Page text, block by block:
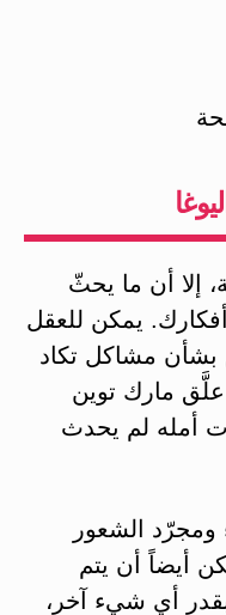
إلا أن ما يحثّ
يمكن للعقل
بشأن مشاكل تكاد
مارك توين
أمله لم يحدث
ومجرّد الشعور
أيضاً أن يتم
أي شيء آخر،